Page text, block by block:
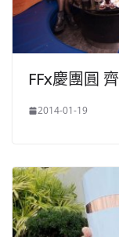
FFx慶團圓
2014-01-19